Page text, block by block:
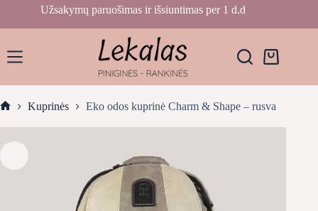
content
Užsakymų paruošimas ir išsiuntimas per 1 d.d
Krepšelis
Kuprinės Eko odos kuprinė Charm & Shape – rusva